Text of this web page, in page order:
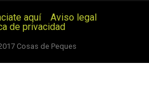
aquí
Aviso legal
de privacidad
Cosas de Peques